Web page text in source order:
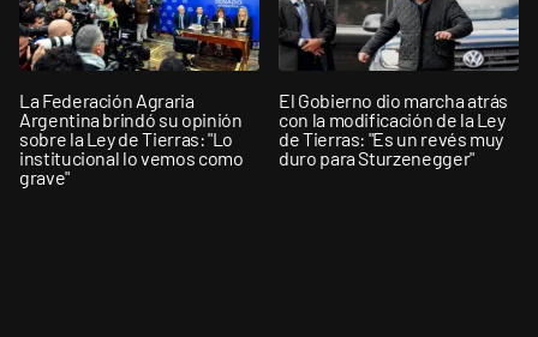
La Federación Agraria
Argentina brindó su opinión
sobre la Ley de Tierras: "Lo
institucional lo vemos como
grave"
El Gobierno dio marcha atrás
con la modificación de la Ley
de Tierras: "Es un revés muy
duro para Sturzenegger"